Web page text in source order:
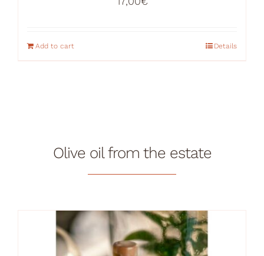
Add to cart Details
Olive oil from the estate